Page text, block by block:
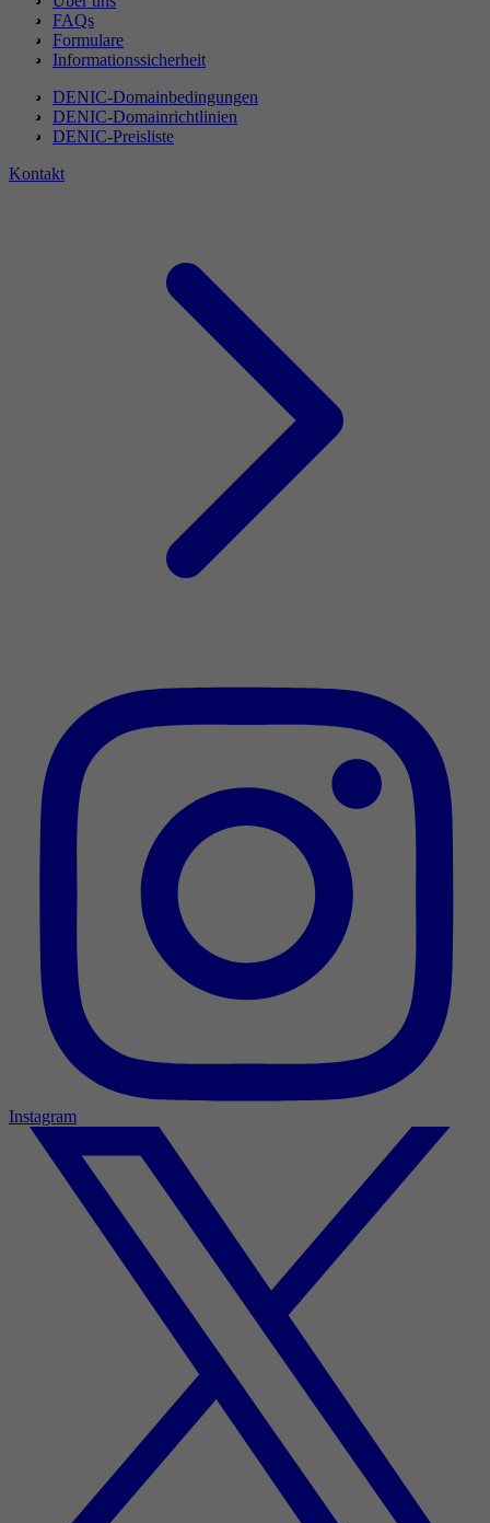
FAQs
Formulare
Informationssicherheit
DENIC-Domainbedingungen
DENIC-Domainrichtlinien
DENIC-Preisliste
Kontakt
Instagram